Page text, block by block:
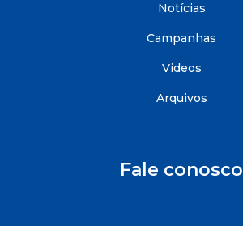
Notícias
Campanhas
Videos
Arquivos
Fale conosco